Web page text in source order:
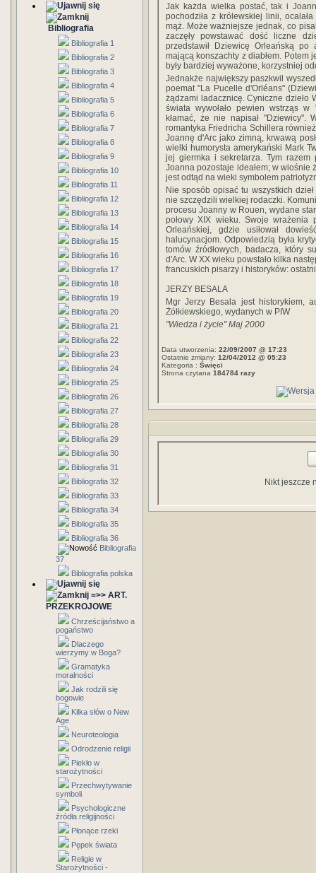
Bibliografia
Bibliografia 1
Bibliografia 2
Bibliografia 3
Bibliografia 4
Bibliografia 5
Bibliografia 6
Bibliografia 7
Bibliografia 8
Bibliografia 9
Bibliografia 10
Bibliografia 11
Bibliografia 12
Bibliografia 13
Bibliografia 14
Bibliografia 15
Bibliografia 16
Bibliografia 17
Bibliografia 18
Bibliografia 19
Bibliografia 20
Bibliografia 21
Bibliografia 22
Bibliografia 23
Bibliografia 24
Bibliografia 25
Bibliografia 26
Bibliografia 27
Bibliografia 28
Bibliografia 29
Bibliografia 30
Bibliografia 31
Bibliografia 32
Bibliografia 33
Bibliografia 34
Bibliografia 35
Bibliografia 36
Bibliografia
37
Bibliografia polska
=>> ART.
PRZEKROJOWE
Chrześcijaństwo a
pogaństwo
Dlaczego
wierzymy w Boga?
Gramatyka
moralności
Jak rodzili się
bogowie
Kilka słów o New
Age
Neuroteologia
Odrodzenie religii
Piekło w
starożytności
Przechwytywanie
symboli
Psychologiczne
źródła religijności
Płonące rzeki
Pępek świata
Religie w
Starożytności -
Jak każda wielka postać, tak i
pochodziła z królewskiej linii,
mąż. Może ważniejsze jednak, co
zaczęły powstawać dość liczne
przedstawił Dziewicę Orleańską po
mającą konszachty z diabłem. Potem
były bardziej wyważone, korzystniej
Jednakże największy paszkwil
poemat "La Pucelle d'Orléans"
żądzami ladacznicę. Cyniczne dzieło
świata wywołało pewien wstrząs w
kłamać, że nie napisał
romantyka Friedricha Schillera
Joannę d'Arc jako zimną, krwawą
wielki humorysta amerykański Mark
jej giermka i sekretarza. Tym razem
Joanna pozostaje ideałem; w wiośnie
jest odtąd na wieki symbolem
Nie sposób opisać tu wszystkich
nie szczędzili wielkiej rodaczki.
procesu Joanny w Rouen, wydane
połowy XIX wieku. Swoje wrażenia
Orleańskiej, gdzie usiłował
halucynacjom. Odpowiedzią była
tomów źródłowych, badacza, który
d'Arc. W XX wieku powstało kilka
francuskich pisarzy i historyków:
JERZY BESALA
Mgr Jerzy Besala jest historykiem,
Żółkiewskiego, wydanych w PIW
"Wiedza i życie" Maj 2000
Data utworzenia: 22/09/2007 @ 17:23
Ostatnie zmiany: 12/04/2012 @ 05:23
Kategoria : Święci
Strona czytana 184784 razy
Nikt jeszcze